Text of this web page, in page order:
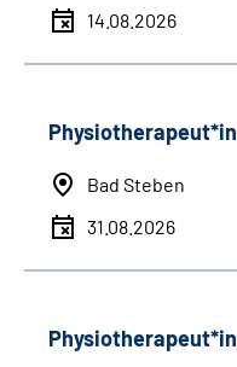
14.08.2026
Physiotherapeut*in
Bad Steben
31.08.2026
Physiotherapeut*in